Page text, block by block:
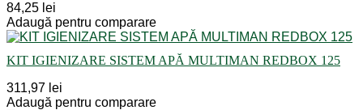
84,25 lei
Adaugă pentru comparare
KIT IGIENIZARE SISTEM APĂ MULTIMAN REDBOX 125
311,97 lei
Adaugă pentru comparare